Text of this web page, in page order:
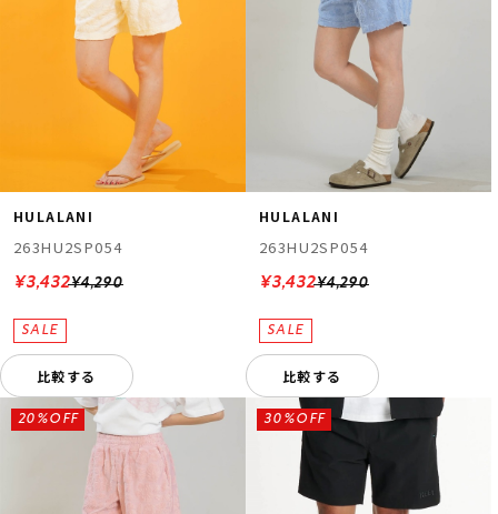
HULALANI
263HU2SP054
¥4,290
¥3,432
比較する
HULALANI
263HU2SP054
¥4,290
¥3,432
比較する
20%OFF 30%OFF